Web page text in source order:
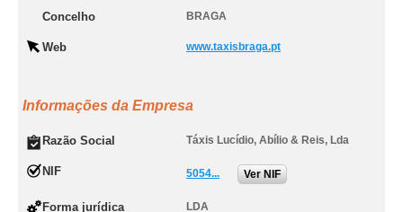
Concelho BRAGA
Web www.taxisbraga.pt
Informações da Empresa
Razão Social Táxis Lucídio, Abílio & Reis, Lda
NIF 5054... Ver NIF
Forma jurídica LDA